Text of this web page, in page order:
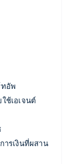
อัพ
ช้เอเจนต์
ารเงินที่ผสาน